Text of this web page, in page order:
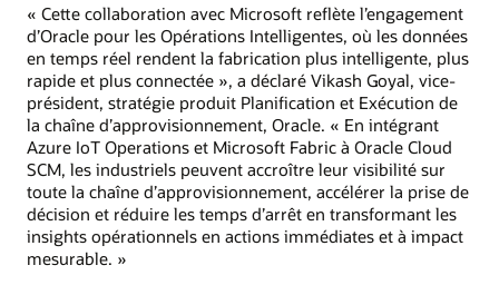
« Cette collaboration avec Microsoft reflète l’engagement
d’Oracle pour les Opérations Intelligentes, où les données
en temps réel rendent la fabrication plus intelligente, plus
rapide et plus connectée », a déclaré Vikash Goyal, vice-
président, stratégie produit Planification et Exécution de
la chaîne d’approvisionnement, Oracle. « En intégrant
Azure IoT Operations et Microsoft Fabric à Oracle Cloud
SCM, les industriels peuvent accroître leur visibilité sur
toute la chaîne d’approvisionnement, accélérer la prise de
décision et réduire les temps d’arrêt en transformant les
insights opérationnels en actions immédiates et à impact
mesurable. »